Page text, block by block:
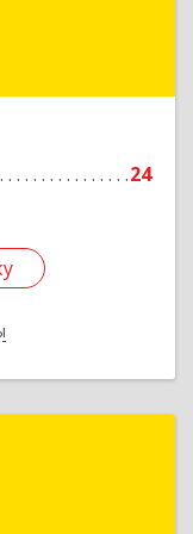
24
Новодвинск г,